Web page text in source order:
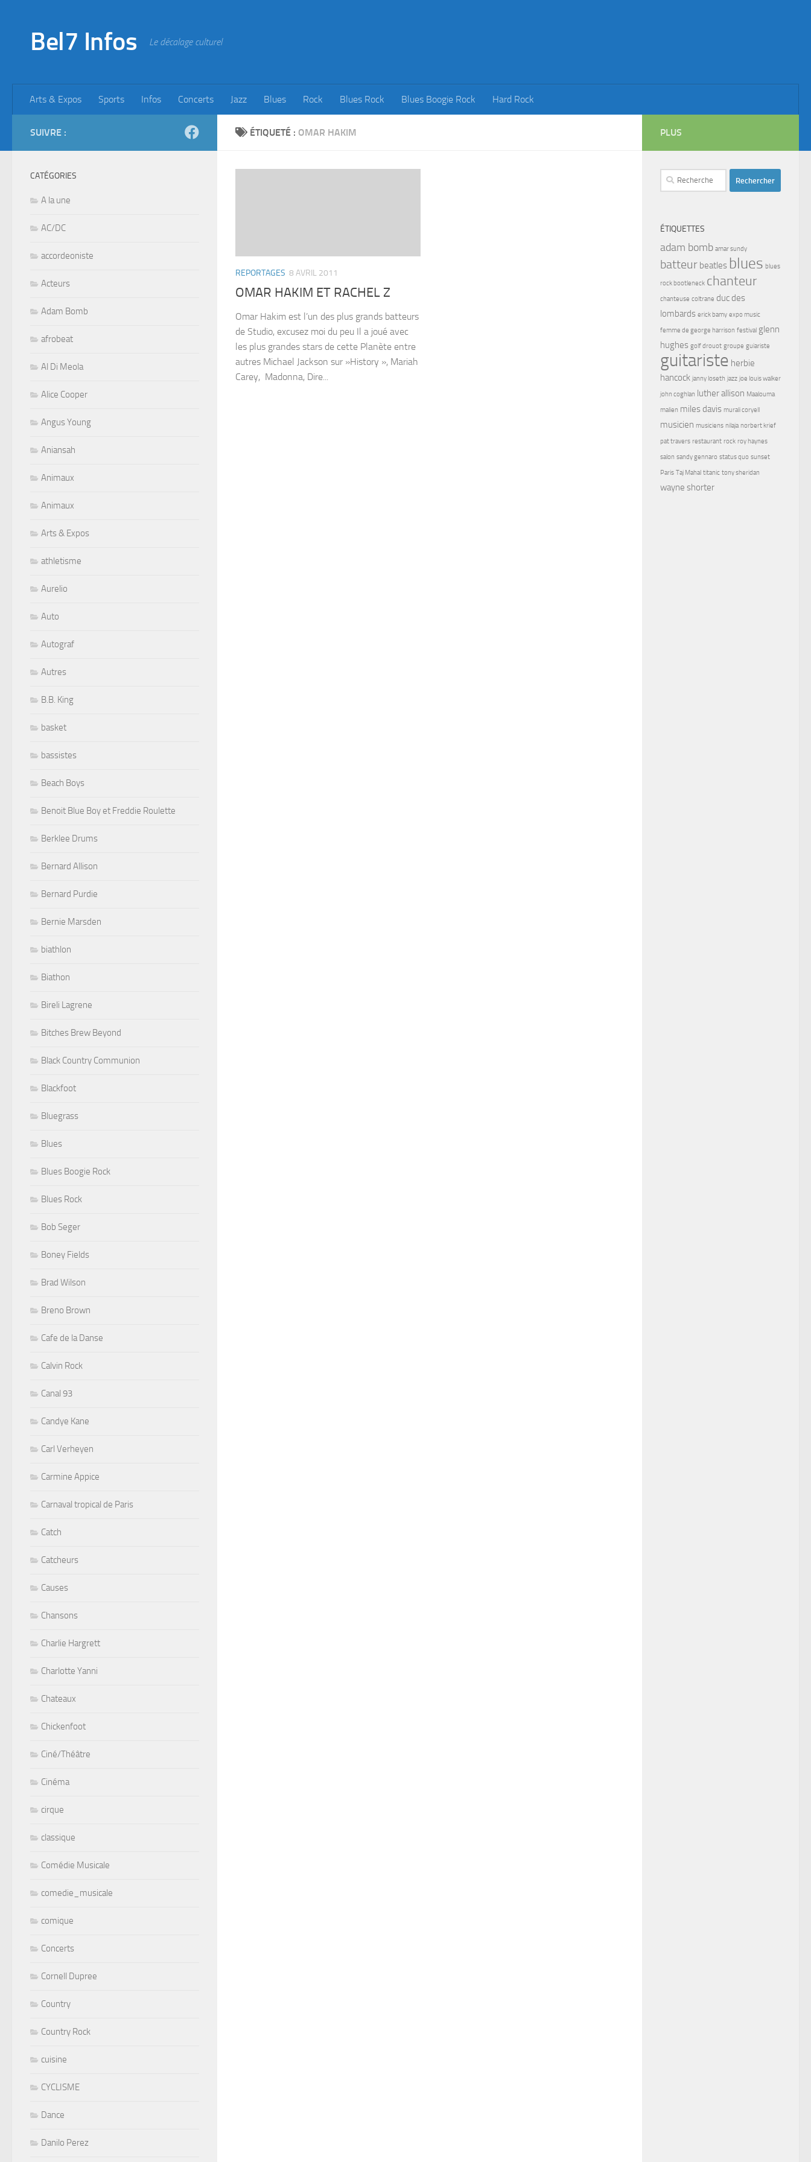
Bel7 Infos Le décalage culturel
Arts & Expos Sports Infos Concerts Jazz Blues Rock Blues Rock Blues Boogie Rock Hard Rock
ÉTIQUETÉ : OMAR HAKIM
REPORTAGES 8 AVRIL 2011
OMAR HAKIM ET RACHEL Z
Omar Hakim est l’un des plus grands batteurs
de Studio, excusez moi du peu Il a joué avec
les plus grandes stars de cette Planète entre
autres Michael Jackson sur »History », Mariah
Carey, Madonna, Dire...
SUIVRE :
CATÉGORIES
A la une
AC/DC
accordeoniste
Acteurs
Adam Bomb
afrobeat
Al Di Meola
Alice Cooper
Angus Young
Aniansah
Animaux
Animaux
Arts & Expos
athletisme
Aurelio
Auto
Autograf
Autres
B.B. King
basket
bassistes
Beach Boys
Benoit Blue Boy et Freddie Roulette
Berklee Drums
Bernard Allison
Bernard Purdie
Bernie Marsden
biathlon
Biathon
Bireli Lagrene
Bitches Brew Beyond
Black Country Communion
Blackfoot
Bluegrass
Blues
Blues Boogie Rock
Blues Rock
Bob Seger
Boney Fields
Brad Wilson
Breno Brown
Cafe de la Danse
Calvin Rock
Canal 93
Candye Kane
Carl Verheyen
Carmine Appice
Carnaval tropical de Paris
Catch
Catcheurs
Causes
Chansons
Charlie Hargrett
Charlotte Yanni
Chateaux
Chickenfoot
Ciné/Théâtre
Cinéma
cirque
classique
Comédie Musicale
comedie_musicale
comique
Concerts
Cornell Dupree
Country
Country Rock
cuisine
CYCLISME
Dance
Danilo Perez
PLUS
Rechercher :
ÉTIQUETTES
adam bomb amar sundy
batteur beatles blues blues
rock bootleneck chanteur
chanteuse coltrane duc des
lombards erick bamy expo music
femme de george harrison festival glenn
hughes golf drouot groupe guiariste
guitariste herbie
hancock janny loseth jazz joe louis walker
john coghlan luther allison Maalouma
malien miles davis murali coryell
musicien musiciens nilaja norbert krief
pat travers restaurant rock roy haynes
salon sandy gennaro status quo sunset
Paris Taj Mahal titanic tony sheridan
wayne shorter